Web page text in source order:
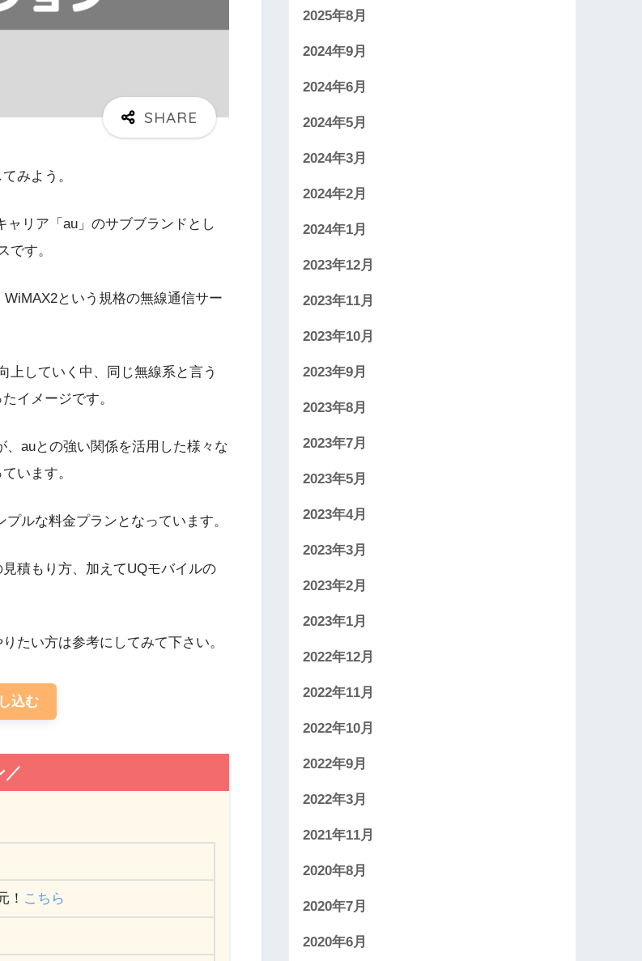
みよう。
リア「au」のサブブランドとし
です。
という規格の無線通信サー
上していく中、同じ無線系と言う
イメージです。
auとの強い関係を活用した様々な
います。
ルな料金プランとなっています。
積もり方、加えてUQモバイルの
たい方は参考にしてみて下さい。
込む
／
！ こちら
2025年8月
2024年9月
2024年6月
2024年5月
2024年3月
2024年2月
2024年1月
2023年12月
2023年11月
2023年10月
2023年9月
2023年8月
2023年7月
2023年5月
2023年4月
2023年3月
2023年2月
2023年1月
2022年12月
2022年11月
2022年10月
2022年9月
2022年3月
2021年11月
2020年8月
2020年7月
2020年6月